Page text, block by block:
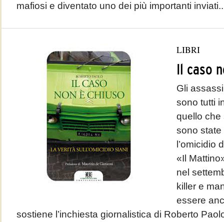
mafiosi e diventato uno dei più importanti
LIBRI
Il caso
Gli
sono tutti
quello che
sono
l’omicidio
«Il
nel
killer e
essere
sostiene l’inchiesta giornalistica di Roberto